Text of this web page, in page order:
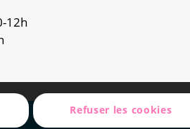
12h
Refuser les cookies